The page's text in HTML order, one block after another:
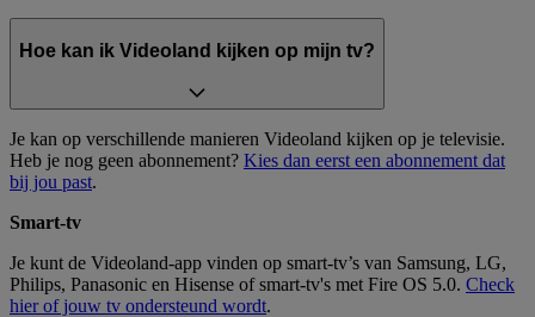
Hoe kan ik Videoland kijken op mijn tv?
Je kan op verschillende manieren Videoland kijken op je televisie.
Heb je nog geen abonnement? Kies dan eerst een abonnement dat
bij jou past.
Smart-tv
Je kunt de Videoland-app vinden op smart-tv’s van Samsung, LG,
Philips, Panasonic en Hisense of smart-tv's met Fire OS 5.0. Check
hier of jouw tv ondersteund wordt.